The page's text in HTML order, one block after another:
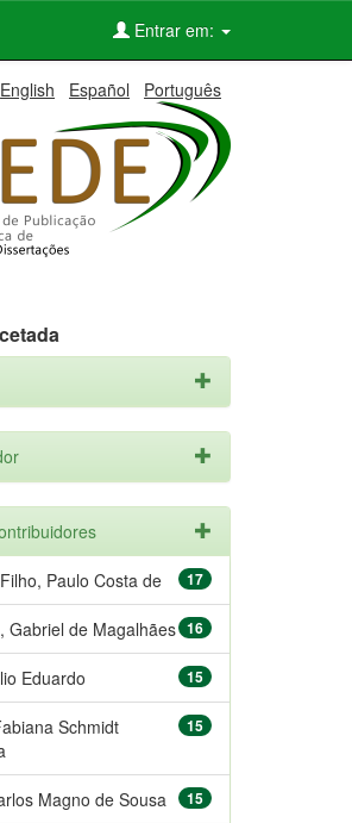
Entrar em:
English Español Português
17
Paulo Costa de
16
Gabriel de Magalhães
15
Eduardo
15
Schmidt
15
Magno de Sousa